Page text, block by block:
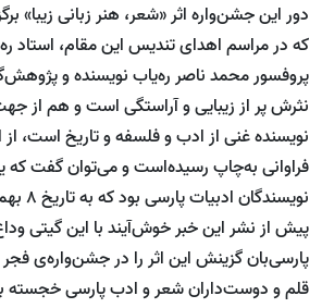
دور این جشن‌‌واره اثر «شعر، هنر زبانی زیبا»
که در مراسم اهدای تندیس این مقام، استاد
پروفسور محمد ناصر ره‌یاب نویسنده و
نثرش پر از زیبایی و آراستگی است و هم از
نویسنده غنی از ادب و فلسفه و تاریخ است، از
فراوانی به‌چاپ رسیده‌است و می‌توان گفت که
پیش از نشر این خبر خوش‌آیند با این گیتی
پارسی‌بان گزینش این اثر را در جشن‌واره‌ی
قلم و دوست‌داران شعر و ادب پارسی خجسته